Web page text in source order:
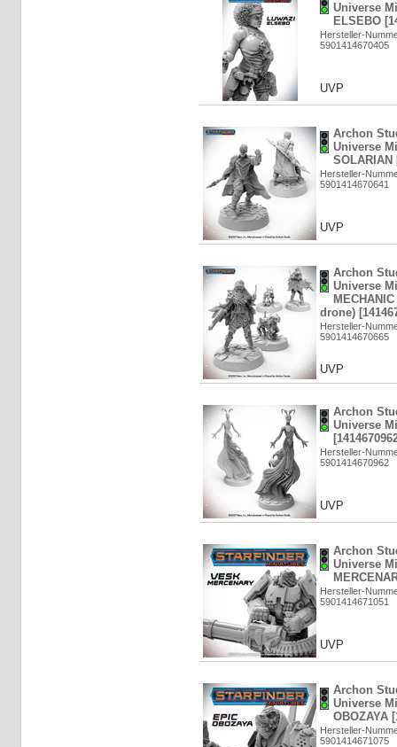
Universe
ELSEBO
Hersteller-
5901414670405
UVP
Archon
Universe
SOLARIAN
Hersteller-
5901414670641
UVP
Archon
Universe
drone)
Hersteller-
5901414670665
UVP
Archon
Universe
Hersteller-
5901414670962
UVP
Archon
Universe
Hersteller-
5901414671051
UVP
Archon
Universe
OBOZAYA
Hersteller-
5901414671075